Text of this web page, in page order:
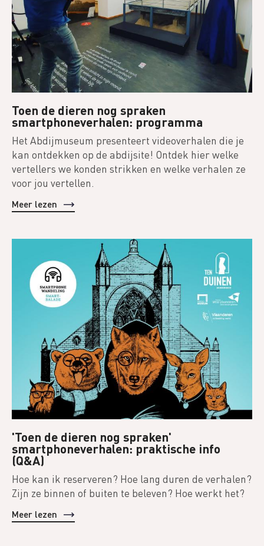
Toen de dieren nog spraken
smartphoneverhalen: programma
Het Abdijmuseum presenteert videoverhalen die je
kan ontdekken op de abdijsite! Ontdek hier welke
vertellers we konden strikken en welke verhalen ze
voor jou vertellen.
Meer lezen
'Toen de dieren nog spraken'
smartphoneverhalen: praktische info
(Q&A)
Hoe kan ik reserveren? Hoe lang duren de verhalen?
Zijn ze binnen of buiten te beleven? Hoe werkt het?
Meer lezen